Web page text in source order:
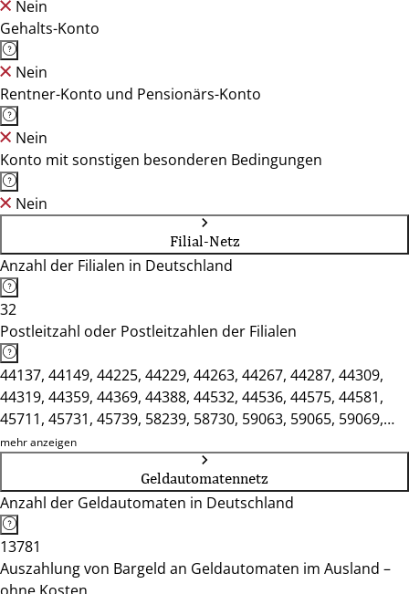
Nein
Gehalts-Konto
Nein
Rentner-Konto und Pensionärs-Konto
Nein
Konto mit sonstigen besonderen Bedingungen
Nein
Filial-Netz
Anzahl der Filialen in Deutschland
32
Postleitzahl oder Postleitzahlen der Filialen
44137, 44149, 44225, 44229, 44263, 44267, 44287, 44309,
44319, 44359, 44369, 44388, 44532, 44536, 44575, 44581,
45711, 45731, 45739, 58239, 58730, 59063, 59065, 59069,
59071, 59073, 59075, 59077, 59174, 59368, 59423, 59439
mehr anzeigen
Geldautomatennetz
Anzahl der Geldautomaten in Deutschland
13781
Auszahlung von Bargeld an Geldautomaten im Ausland –